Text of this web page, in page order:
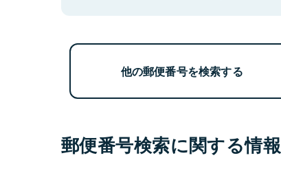
他の郵便番号を検索する
郵便番号検索に関する情報